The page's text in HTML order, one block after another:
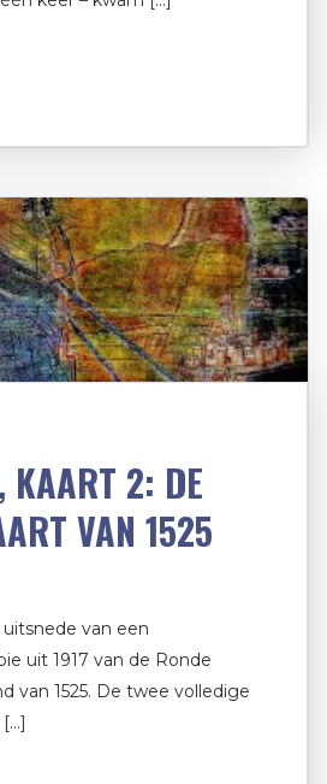
KAART 2: DE
VAN 1525
van een
uit 1917 van de Ronde
van 1525. De twee volledige
[…]